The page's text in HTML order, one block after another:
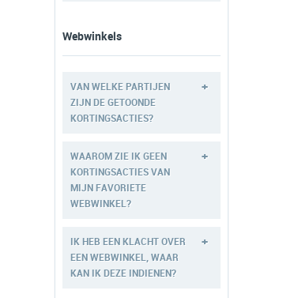
Webwinkels
VAN WELKE PARTIJEN
ZIJN DE GETOONDE
KORTINGSACTIES?
+
WAAROM ZIE IK GEEN
KORTINGSACTIES VAN
MIJN FAVORIETE
WEBWINKEL?
+
IK HEB EEN KLACHT OVER
EEN WEBWINKEL, WAAR
KAN IK DEZE INDIENEN?
+